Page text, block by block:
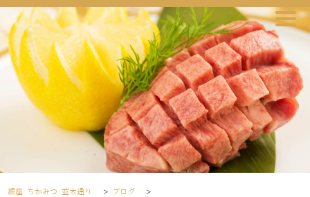
銀座 ちかみつ 並木通り > ブログ
>